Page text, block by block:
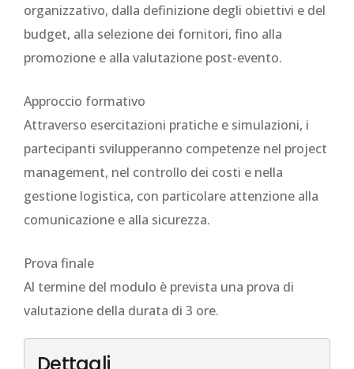
organizzativo, dalla definizione degli obiettivi e del
budget, alla selezione dei fornitori, fino alla
promozione e alla valutazione post-evento.
Approccio formativo
Attraverso esercitazioni pratiche e simulazioni, i
partecipanti svilupperanno competenze nel project
management, nel controllo dei costi e nella
gestione logistica, con particolare attenzione alla
comunicazione e alla sicurezza.
Prova finale
Al termine del modulo è prevista una prova di
valutazione della durata di 3 ore.
Dettagli